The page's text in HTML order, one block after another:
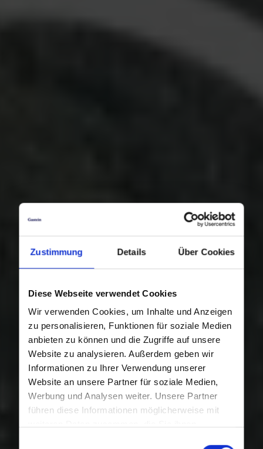
Zustimmung Details Über Cookies
Diese Webseite verwendet Cookies
Wir verwenden Cookies, um Inhalte und Anzeigen
zu personalisieren, Funktionen für soziale Medien
anbieten zu können und die Zugriffe auf unsere
Website zu analysieren. Außerdem geben wir
Informationen zu Ihrer Verwendung unserer
Website an unsere Partner für soziale Medien,
Werbung und Analysen weiter. Unsere Partner
führen diese Informationen möglicherweise mit